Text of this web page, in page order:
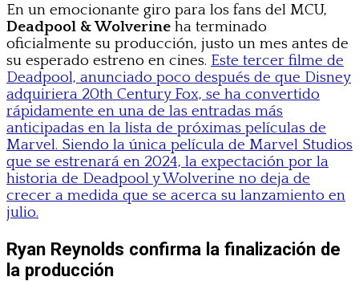
En un emocionante giro para los fans del MCU,
Deadpool & Wolverine ha terminado
oficialmente su producción, justo un mes antes de
su esperado estreno en cines. Este tercer filme de
Deadpool, anunciado poco después de que Disney
adquiriera 20th Century Fox, se ha convertido
rápidamente en una de las entradas más
anticipadas en la lista de próximas películas de
Marvel. Siendo la única película de Marvel Studios
que se estrenará en 2024, la expectación por la
historia de Deadpool y Wolverine no deja de
crecer a medida que se acerca su lanzamiento en
julio.
Ryan Reynolds confirma la finalización de
la producción